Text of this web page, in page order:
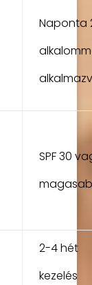
Naponta
SPF 30
2-4 hét
kezelés